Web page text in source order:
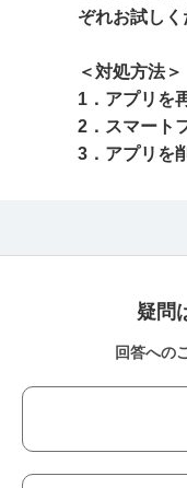
ぞれお試しく
＜対処方法＞
1．アプリを
2．スマート
3．アプリを
疑問
回答への